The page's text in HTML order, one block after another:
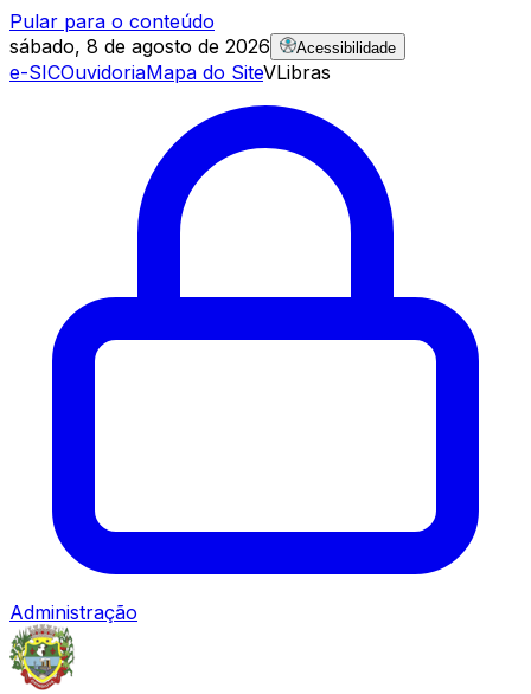
Pular para o conteúdo
sábado, 8 de agosto de 2026
Acessibilidade
e-SICOuvidoriaMapa do SiteVLibras
Administração